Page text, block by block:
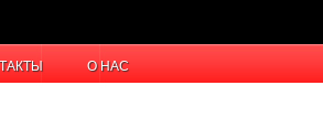
О НАС